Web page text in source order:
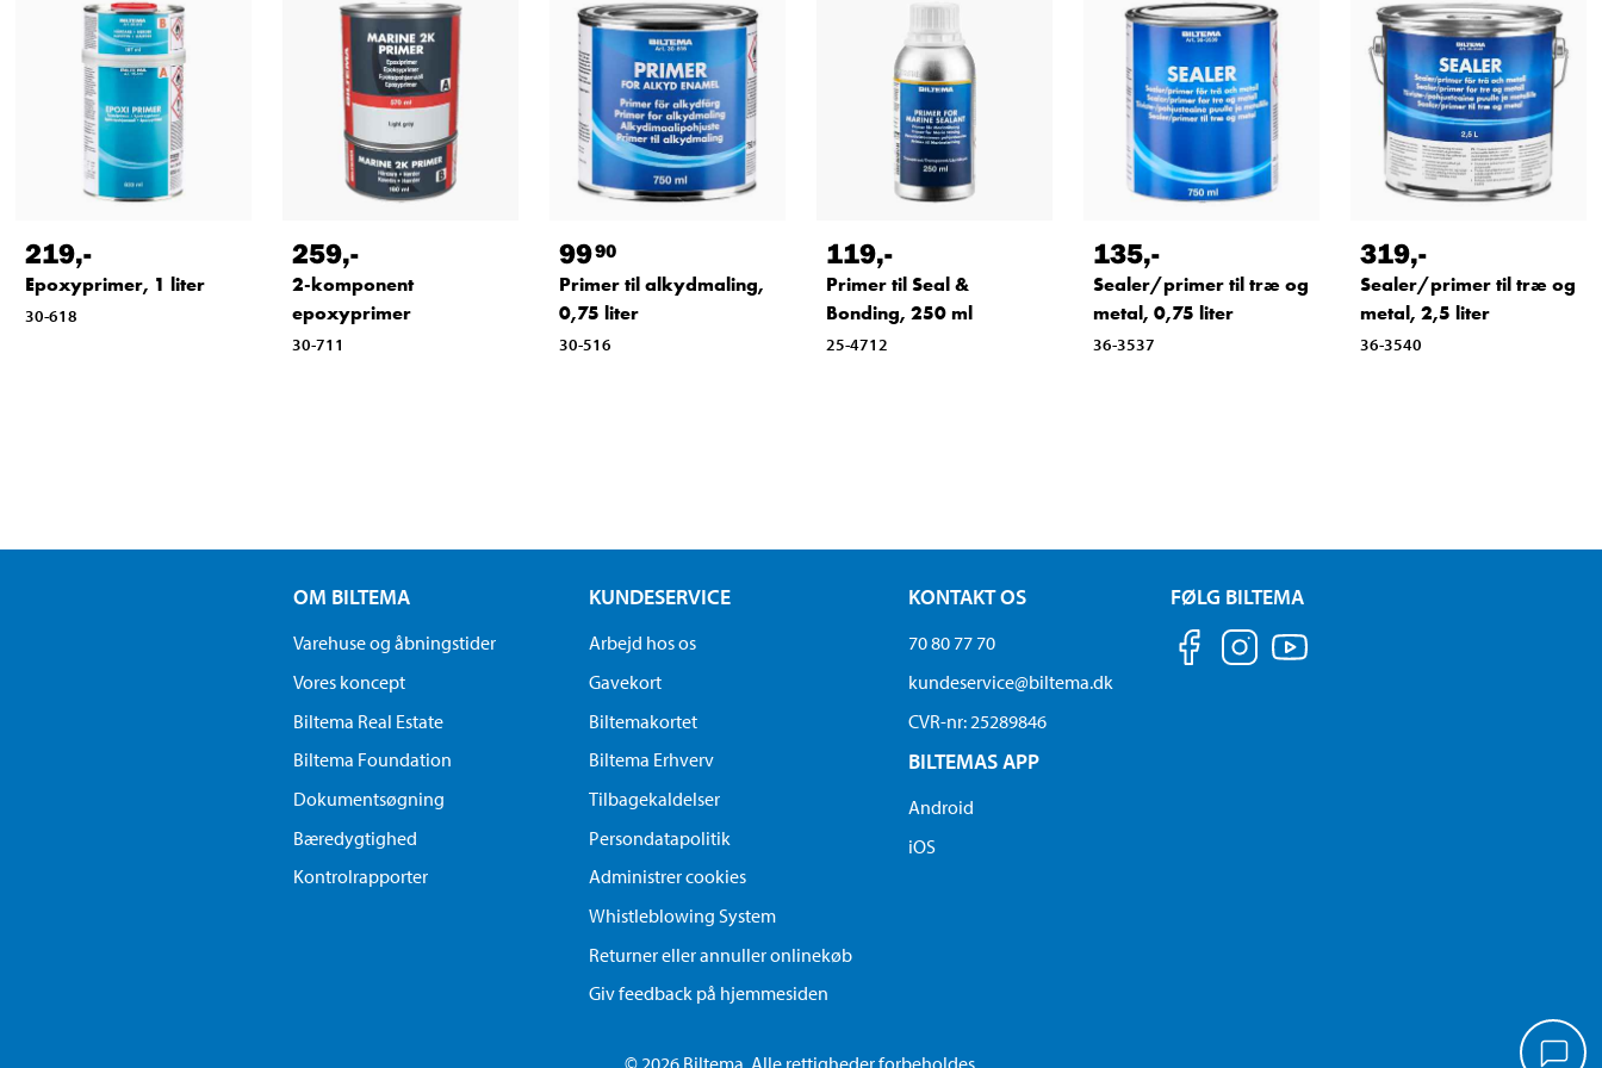
219,-
Epoxyprimer, 1 liter
30-618
259,-
2-komponent
epoxyprimer
30-711
9990
Primer til alkydmaling,
0,75 liter
30-516
119,-
Primer til Seal &
Bonding, 250 ml
25-4712
135,-
Sealer/primer til træ og
metal, 0,75 liter
36-3537
319,-
Sealer/primer til træ og
metal, 2,5 liter
36-3540
OM BILTEMA
Varehuse og åbningstider
Vores koncept
Biltema Real Estate
Biltema Foundation
Dokumentsøgning
Bæredygtighed
Kontrolrapporter
KUNDESERVICE
Arbejd hos os
Gavekort
Biltemakortet
Biltema Erhverv
Tilbagekaldelser
Persondatapolitik
Administrer cookies
Whistleblowing System
Returner eller annuller onlinekøb
Giv feedback på hjemmesiden
KONTAKT OS
70 80 77 70
kundeservice@biltema.dk
CVR-nr: 25289846
BILTEMAS APP
Android
iOS
FØLG BILTEMA
© 2026 Biltema. Alle rettigheder forbeholdes.